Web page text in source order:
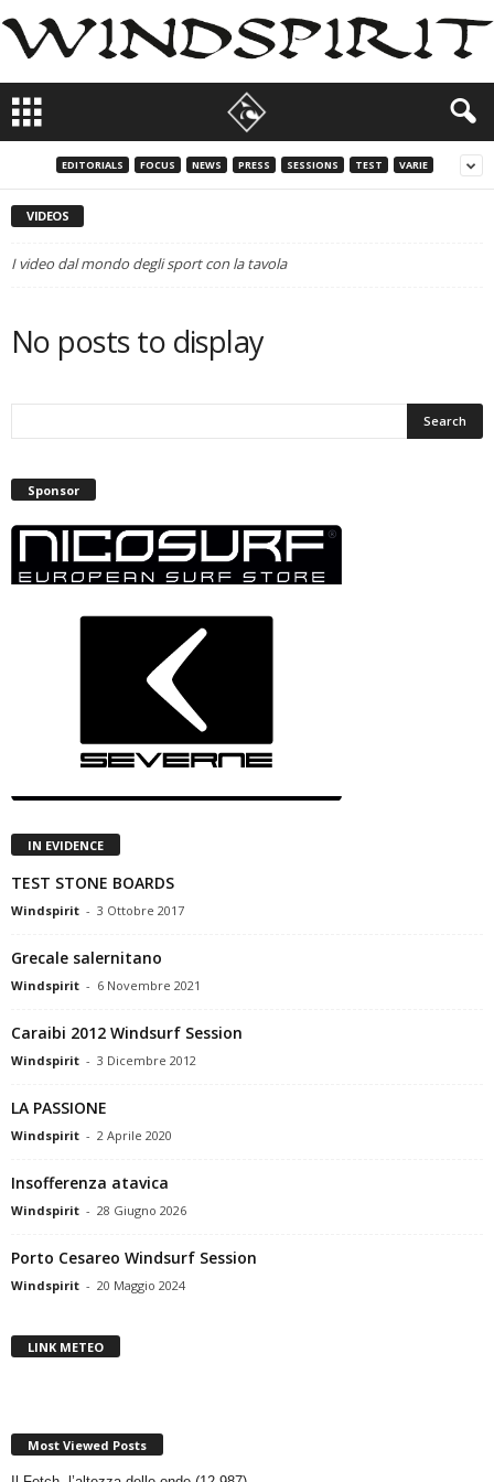
EDITORIALS FOCUS NEWS PRESS SESSIONS TEST VARIE
VIDEOS
I video dal mondo degli sport con la tavola
No posts to display
Sponsor
IN EVIDENCE
TEST STONE BOARDS
Windspirit - 3 Ottobre 2017
Grecale salernitano
Windspirit - 6 Novembre 2021
Caraibi 2012 Windsurf Session
Windspirit - 3 Dicembre 2012
LA PASSIONE
Windspirit - 2 Aprile 2020
Insofferenza atavica
Windspirit - 28 Giugno 2026
Porto Cesareo Windsurf Session
Windspirit - 20 Maggio 2024
LINK METEO
Most Viewed Posts